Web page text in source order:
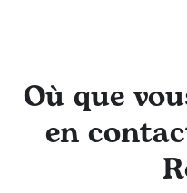
Où que
en